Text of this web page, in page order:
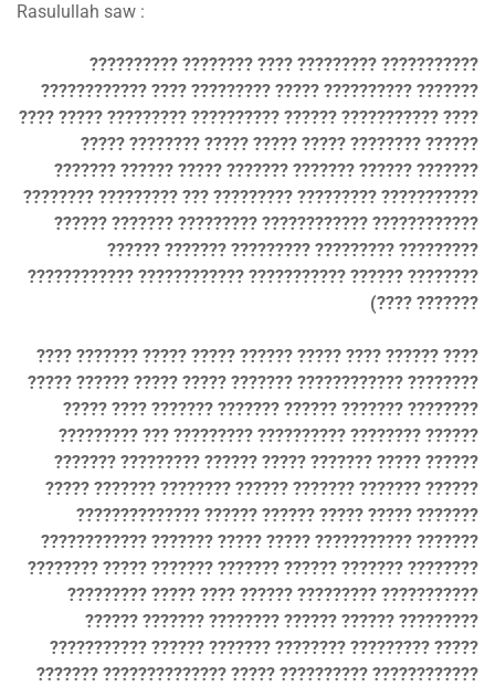
Rasulullah saw :
?????????? ???????? ???? ????????? ???????????
???????????? ???? ????????? ????? ?????????? ???????
???? ????? ????????? ?????????? ?????? ??????????? ????
????? ???????? ????? ????? ????? ???????? ??????
??????? ?????? ????? ??????? ??????? ?????? ???????
???????? ????????? ??? ????????? ????????? ???????????
?????? ??????? ????????? ???????????? ????????????
?????? ??????? ????????? ????????? ?????????
???????????? ???????????? ??????????? ?????? ????????
(???? ???????
???? ??????? ????? ????? ?????? ????? ???? ?????? ????
????? ?????? ????? ????? ??????? ???????????? ????????
????? ???? ??????? ??????? ?????? ??????? ????????
????????? ??? ????????? ?????????? ???????? ??????
??????? ????????? ?????? ????? ??????? ????? ??????
????? ??????? ???????? ?????? ??????? ??????? ??????
?????????????? ?????? ?????? ????? ????? ???????
???????????? ??????? ????? ????? ??????????? ???????
???????? ????? ??????? ??????? ?????? ??????? ????????
????????? ????? ???? ?????? ????????? ???????????
?????? ??????? ???????? ?????? ?????? ?????????
??????????? ?????? ??????? ???????? ????????? ?????
??????? ?????????????? ????? ?????????? ????????????